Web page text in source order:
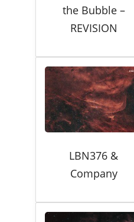
the Bubble –
REVISION
LBN376 &
Company